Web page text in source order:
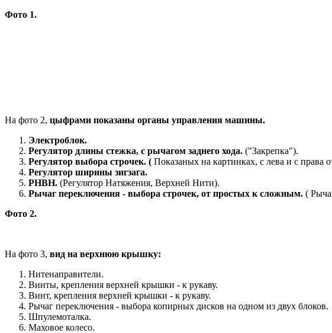
Фото 1.
На фото 2, цыфрами показаны органы управления машины.
Электроблок.
Регулятор длины стежка, с рычагом заднего хода. ("Закрепка").
Регулятор выбора строчек. ( Показаных на картинках, с лева и с права
Регулятор ширины зигзага.
РНВН. (Регулятор Натяжения, Верхней Нити).
Рычаг переключения - выбора строчек, от простых к сложным. (
Фото 2.
На фото 3, вид на верхнюю крышку:
Нитенаправители.
Винты, крепления верхней крышки - к рукаву.
Винт, крепления верхней крышки - к рукаву.
Рычаг переключения - выбора копирных дисков на одном из двух блоков.
Шпулемоталка.
Маховое колесо.